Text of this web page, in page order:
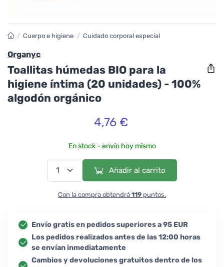
/ Cuerpo e higiene / Cuidado corporal especial
Organyc
Toallitas húmedas BIO para la
higiene íntima (20 unidades) - 100%
algodón orgánico
4,76 €
En stock - envío hoy mismo
Añadir al carrito
Con la compra obtendrá 119 puntos.
Envío gratis en pedidos superiores a 95 EUR
Los pedidos realizados antes de las 12:00 horas
se envían inmediatamente
Cambios y devoluciones gratuitos dentro de los